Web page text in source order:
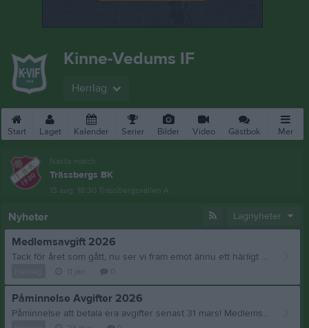
Kinne-Vedums IF
Herrlag
Start Laget Kalender Serier Bilder Video Gästbok Mer
Nästa match
Trässbergs BK
13 aug, 18:30 Trässbergsvallen A
Nyheter Lagnyheter
Medlemsavgift 2026
Tack för året som gått, nu ser vi fram emot ännu ett härligt fotbollsår. Vi hoppas att du vill vara medlem i den grön-vita familjen och betalar medlemsavgiften till bankgiro 5406–5776, senast 31 mars 2026
Påminnelse Avgifter 2026
Påminnelse att betala era avgifter senast 31 mars! Medlemsavgift Vuxen: 200:- Barn: 100:- Familj: 400:- En familj är alla som hör till samma hushåll och där barnen är 16 år eller yngre. Vi ser gärna att alla i familjen blir medlemmar i föreningen som ett stöd! Kom ihåg att ange namn för varje person du betalar för. Är du ny medlem ange även personnummer och e-postadress. Spelaravgift Är du aktiv spelare ska du även betala en spelaravgift på 550,- från det år man fyller 17 år. Spelaravgift plus vuxenmedlemsavgift = 750 kr. Spelare som inte har erlagt medlems- och spelaravgiften får inte delta i matcher efter den 31/3!!! Alla avgifter betalas in på bankgiro 5406–5776. Tack för att du vill vara medlem i den grönvita familjen!